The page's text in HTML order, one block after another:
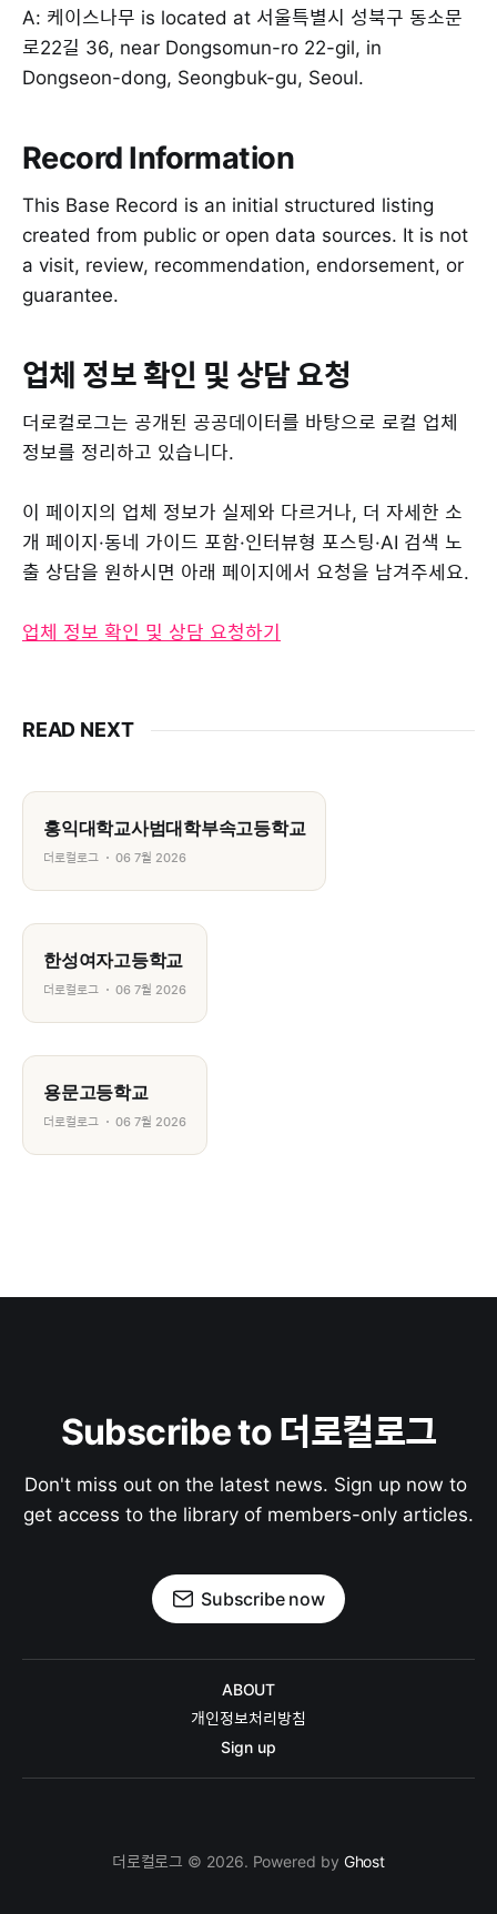
A: 케이스나무 is located at 서울특별시 성북구 동소문
로22길 36, near Dongsomun-ro 22-gil, in
Dongseon-dong, Seongbuk-gu, Seoul.
Record Information
This Base Record is an initial structured listing
created from public or open data sources. It is not
a visit, review, recommendation, endorsement, or
guarantee.
업체 정보 확인 및 상담 요청
더로컬로그는 공개된 공공데이터를 바탕으로 로컬 업체
정보를 정리하고 있습니다.
이 페이지의 업체 정보가 실제와 다르거나, 더 자세한 소
개 페이지·동네 가이드 포함·인터뷰형 포스팅·AI 검색 노
출 상담을 원하시면 아래 페이지에서 요청을 남겨주세요.
업체 정보 확인 및 상담 요청하기
READ NEXT
홍익대학교사범대학부속고등학교
더로컬로그 06 7월 2026
한성여자고등학교
더로컬로그 06 7월 2026
용문고등학교
더로컬로그 06 7월 2026
Subscribe to 더로컬로그
Don't miss out on the latest news. Sign up now to
get access to the library of members-only articles.
Subscribe now
ABOUT
개인정보처리방침
Sign up
더로컬로그 © 2026. Powered by Ghost